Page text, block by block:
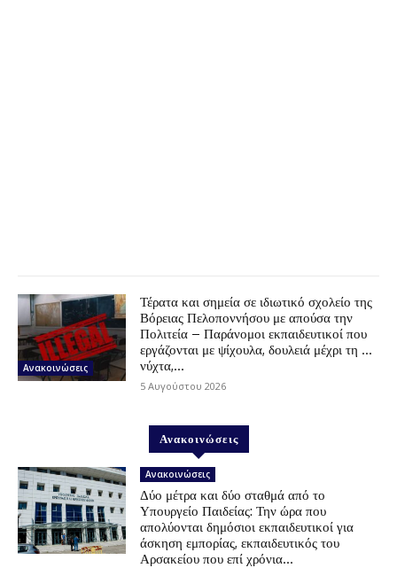
Ανακοινώσεις
Τέρατα και σημεία σε ιδιωτικό σχολείο της
Βόρειας Πελοποννήσου με απούσα την
Πολιτεία – Παράνομοι εκπαιδευτικοί που
εργάζονται με ψίχουλα, δουλειά μέχρι τη …
νύχτα,...
5 Αυγούστου 2026
Ανακοινώσεις
Ανακοινώσεις
Δύο μέτρα και δύο σταθμά από το
Υπουργείο Παιδείας: Την ώρα που
απολύονται δημόσιοι εκπαιδευτικοί για
άσκηση εμπορίας, εκπαιδευτικός του
Αρσακείου που επί χρόνια...